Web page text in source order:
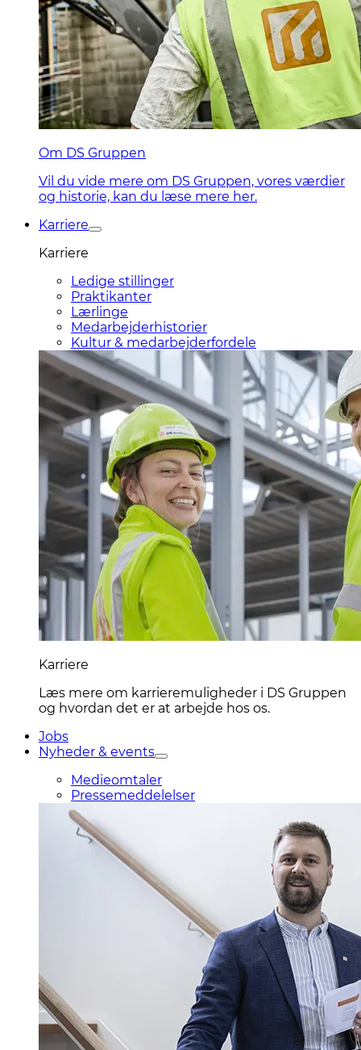
Om DS Gruppen
Vil du vide mere om DS Gruppen, vores værdier
og historie, kan du læse mere her.
Karriere
Karriere
Ledige stillinger
Praktikanter
Lærlinge
Medarbejderhistorier
Kultur & medarbejderfordele
Karriere
Læs mere om karrieremuligheder i DS Gruppen
og hvordan det er at arbejde hos os.
Jobs
Nyheder & events
Medieomtaler
Pressemeddelelser